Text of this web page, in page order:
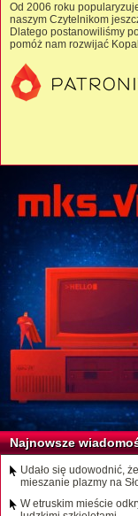
Od 2006 roku
naszym Czytelnikom
Dlatego postanowiliśmy
pomóż nam rozwijać
Najnowsze
Udało się udowodnić,
mieszanie plazmy na
W etruskim mieście